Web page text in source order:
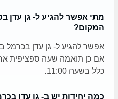
מתי אפשר להגיע ל- גן עדן
המקום?
אם כן תואמה שעה ספציפית
כלל בשעה 11:00.
כמה יחידות יש ב- גן עדן